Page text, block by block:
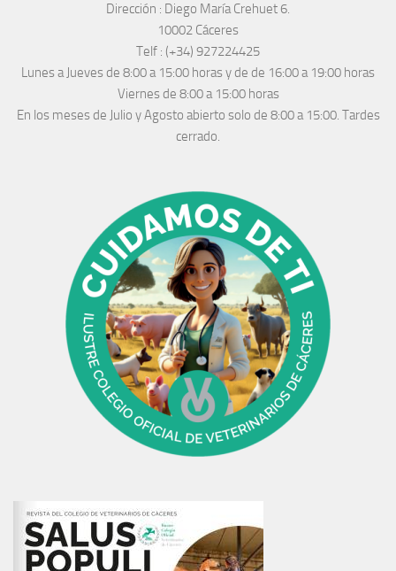
Dirección : Diego María Crehuet 6.
10002 Cáceres
Telf : (+34) 927224425
Lunes a Jueves de 8:00 a 15:00 horas y de de 16:00 a 19:00 horas
Viernes de 8:00 a 15:00 horas
En los meses de Julio y Agosto abierto solo de 8:00 a 15:00. Tardes
cerrado.